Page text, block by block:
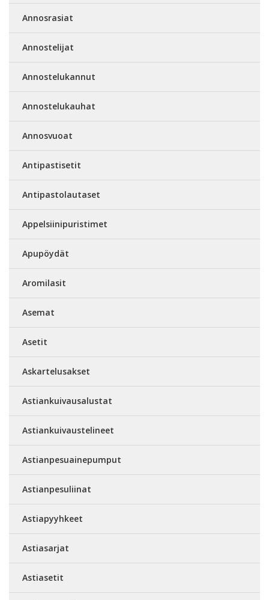
Annosrasiat
Annostelijat
Annostelukannut
Annostelukauhat
Annosvuoat
Antipastisetit
Antipastolautaset
Appelsiinipuristimet
Apupöydät
Aromilasit
Asemat
Asetit
Askartelusakset
Astiankuivausalustat
Astiankuivaustelineet
Astianpesuainepumput
Astianpesuliinat
Astiapyyhkeet
Astiasarjat
Astiasetit